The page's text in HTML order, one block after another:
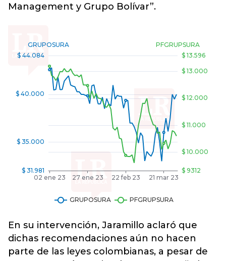
Management y Grupo Bolívar”.
En su intervención, Jaramillo aclaró que
dichas recomendaciones aún no hacen
parte de las leyes colombianas, a pesar de